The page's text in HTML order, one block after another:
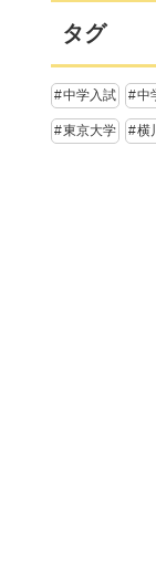
タグ
中学入試 中
東京大学 横